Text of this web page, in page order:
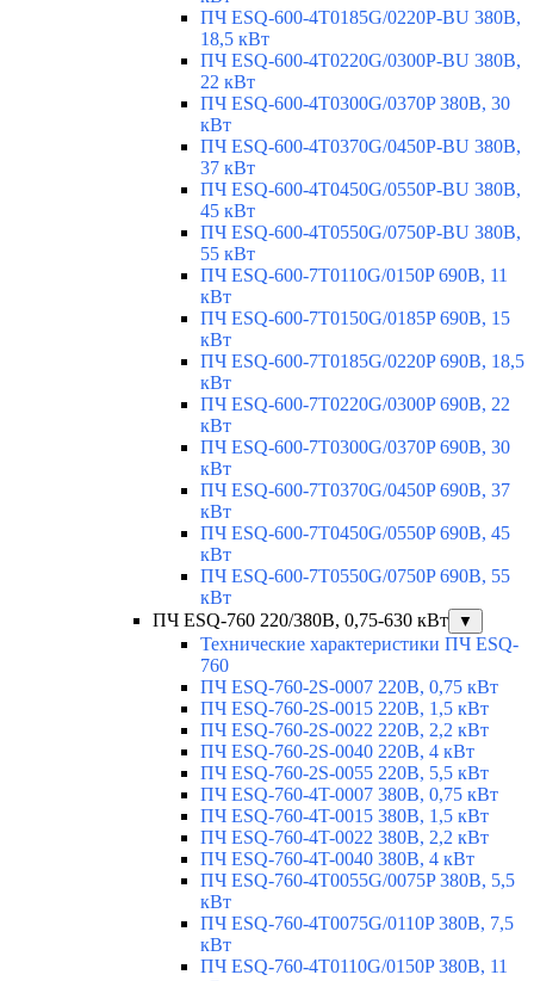
ПЧ ESQ-600-4T0185G/0220P-BU 380В,
18,5 кВт
ПЧ ESQ-600-4T0220G/0300P-BU 380В,
22 кВт
ПЧ ESQ-600-4T0300G/0370P 380В, 30
кВт
ПЧ ESQ-600-4T0370G/0450P-BU 380В,
37 кВт
ПЧ ESQ-600-4T0450G/0550P-BU 380В,
45 кВт
ПЧ ESQ-600-4T0550G/0750P-BU 380В,
55 кВт
ПЧ ESQ-600-7T0110G/0150P 690В, 11
кВт
ПЧ ESQ-600-7T0150G/0185P 690В, 15
кВт
ПЧ ESQ-600-7T0185G/0220P 690В, 18,5
кВт
ПЧ ESQ-600-7T0220G/0300P 690В, 22
кВт
ПЧ ESQ-600-7T0300G/0370P 690В, 30
кВт
ПЧ ESQ-600-7T0370G/0450P 690В, 37
кВт
ПЧ ESQ-600-7T0450G/0550P 690В, 45
кВт
ПЧ ESQ-600-7T0550G/0750P 690В, 55
кВт
ПЧ ESQ-760 220/380В, 0,75-630 кВт
▼
Технические характеристики ПЧ ESQ-
760
ПЧ ESQ-760-2S-0007 220В, 0,75 кВт
ПЧ ESQ-760-2S-0015 220В, 1,5 кВт
ПЧ ESQ-760-2S-0022 220В, 2,2 кВт
ПЧ ESQ-760-2S-0040 220В, 4 кВт
ПЧ ESQ-760-2S-0055 220В, 5,5 кВт
ПЧ ESQ-760-4T-0007 380В, 0,75 кВт
ПЧ ESQ-760-4T-0015 380В, 1,5 кВт
ПЧ ESQ-760-4T-0022 380В, 2,2 кВт
ПЧ ESQ-760-4T-0040 380В, 4 кВт
ПЧ ESQ-760-4T0055G/0075P 380В, 5,5
кВт
ПЧ ESQ-760-4T0075G/0110P 380В, 7,5
кВт
ПЧ ESQ-760-4T0110G/0150P 380В, 11